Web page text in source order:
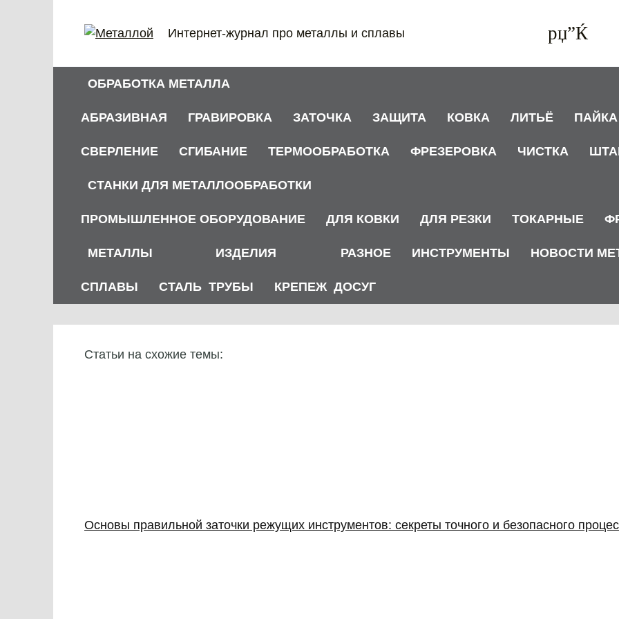
Интернет-журнал про металлы и сплавы
ОБРАБОТКА МЕТАЛЛА
АБРАЗИВНАЯ ГРАВИРОВКА ЗАТОЧКА ЗАЩИТА КОВКА ЛИТЬЁ ПАЙКА
СВЕРЛЕНИЕ СГИБАНИЕ ТЕРМООБРАБОТКА ФРЕЗЕРОВКА ЧИСТКА
СТАНКИ ДЛЯ МЕТАЛЛООБРАБОТКИ
ПРОМЫШЛЕННОЕ ОБОРУДОВАНИЕ ДЛЯ КОВКИ ДЛЯ РЕЗКИ ТОКАРНЫЕ
МЕТАЛЛЫ
СПЛАВЫ СТАЛЬ
ИЗДЕЛИЯ
ТРУБЫ КРЕПЕЖ
РАЗНОЕ
ДОСУГ
ИНСТРУМЕНТЫ НОВОСТИ
Статьи на схожие темы:
Основы правильной заточки режущих инструментов: секреты точного и безопасного